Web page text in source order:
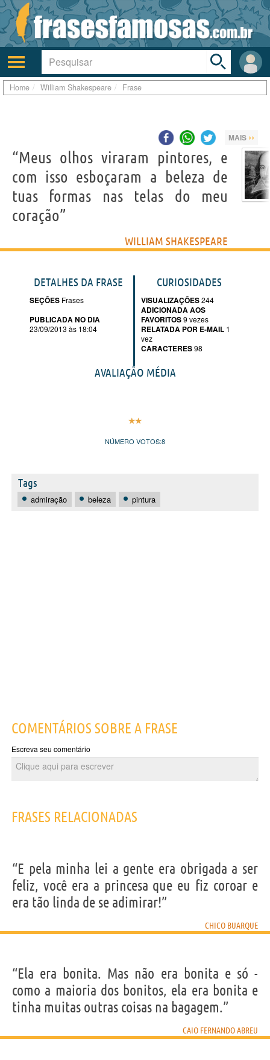
Ativar/desativar
a
navegação
Área
do
Toggle
search
bar
Home William Shakespeare Frase
MAIS ››
“Meus olhos viraram pintores, e
com isso esboçaram a beleza de
tuas formas nas telas do meu
coração”
WILLIAM SHAKESPEARE
DETALHES DA FRASE
SEÇÕES Frases
PUBLICADA NO DIA
23/09/2013 às 18:04
CURIOSIDADES
VISUALIZAÇÕES244
ADICIONADA AOS
FAVORITOS9 vezes
RELATADA POR E-MAIL 1
vez
CARACTERES98
AVALIAÇÃO MÉDIA
NÚMERO VOTOS:8
Tags
admiração beleza pintura
COMENTÁRIOS SOBRE A FRASE
Escreva seu comentário
FRASES RELACIONADAS
“E pela minha lei a gente era obrigada a ser
feliz, você era a princesa que eu fiz coroar e
era tão linda de se adimirar!”
CHICO BUARQUE
“Ela era bonita. Mas não era bonita e só -
como a maioria dos bonitos, ela era bonita e
tinha muitas outras coisas na bagagem.”
CAIO FERNANDO ABREU